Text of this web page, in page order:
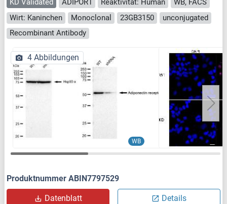
KD Validated ADIPOR1 Reaktivität: Human
WB, FACS
Wirt: Kaninchen
Monoclonal 23GB3150
unconjugated
Recombinant Antibody
WB
4 Abbildungen
Produktnummer ABIN7797529
Datenblatt Details